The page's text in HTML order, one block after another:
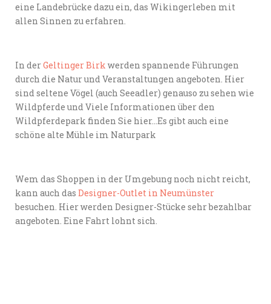
eine Landebrücke dazu ein, das Wikingerleben mit
allen Sinnen zu erfahren.
In derGeltinger Birk werden spannende Führungen
durch die Natur und Veranstaltungen angeboten. Hier
sind seltene Vögel (auch Seeadler) genauso zu sehen wie
Wildpferde und Viele Informationen über den
Wildpferdepark finden Sie hier…Es gibt auch eine
schöne alte Mühle im Naturpark
Wem das Shoppen in der Umgebung noch nicht reicht,
kann auch das Designer-Outlet in Neumünster
besuchen. Hier werden Designer-Stücke sehr bezahlbar
angeboten. Eine Fahrt lohnt sich.